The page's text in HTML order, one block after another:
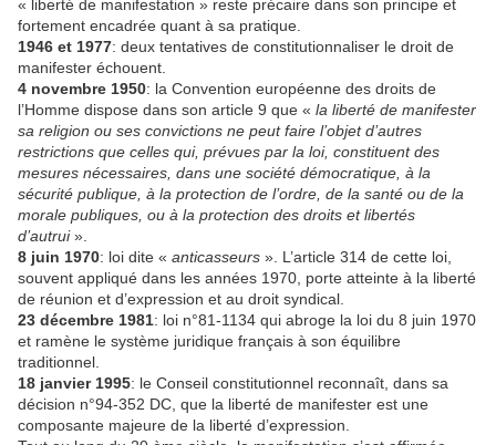
« liberté de manifestation » reste précaire dans son principe et
fortement encadrée quant à sa pratique.
1946 et 1977: deux tentatives de constitutionnaliser le droit de
manifester échouent.
4 novembre 1950: la Convention européenne des droits de
l’Homme dispose dans son article 9 que « la liberté de manifester
sa religion ou ses convictions ne peut faire l’objet d’autres
restrictions que celles qui, prévues par la loi, constituent des
mesures nécessaires, dans une société démocratique, à la
sécurité publique, à la protection de l’ordre, de la santé ou de la
morale publiques, ou à la protection des droits et libertés
d’autrui».
8 juin 1970: loi dite « anticasseurs ». L’article 314 de cette loi,
souvent appliqué dans les années 1970, porte atteinte à la liberté
de réunion et d’expression et au droit syndical.
23 décembre 1981: loi n°81-1134 qui abroge la loi du 8 juin 1970
et ramène le système juridique français à son équilibre
traditionnel.
18 janvier 1995: le Conseil constitutionnel reconnaît, dans sa
décision n°94-352 DC, que la liberté de manifester est une
composante majeure de la liberté d’expression.